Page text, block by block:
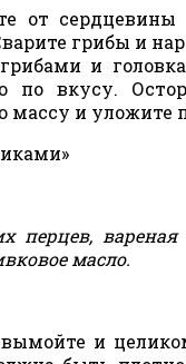
от
грибы и
и
по вкусу.
массу и уложите
перцев,
масло.
и